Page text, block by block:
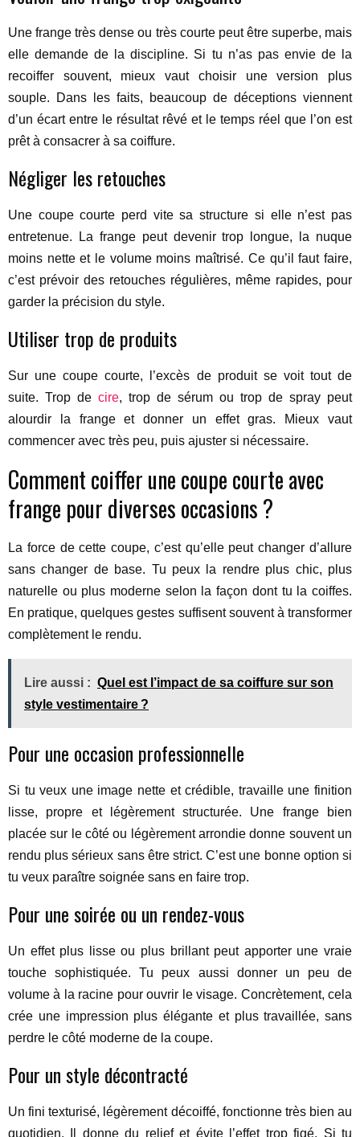
Une frange très dense ou très courte peut être superbe, mais
elle demande de la discipline. Si tu n’as pas envie de la
recoiffer souvent, mieux vaut choisir une version plus
souple. Dans les faits, beaucoup de déceptions viennent
d’un écart entre le résultat rêvé et le temps réel que l’on est
prêt à consacrer à sa coiffure.
Négliger les retouches
Une coupe courte perd vite sa structure si elle n’est pas
entretenue. La frange peut devenir trop longue, la nuque
moins nette et le volume moins maîtrisé. Ce qu’il faut faire,
c’est prévoir des retouches régulières, même rapides, pour
garder la précision du style.
Utiliser trop de produits
Sur une coupe courte, l’excès de produit se voit tout de
suite. Trop de cire, trop de sérum ou trop de spray peut
alourdir la frange et donner un effet gras. Mieux vaut
commencer avec très peu, puis ajuster si nécessaire.
Comment coiffer une coupe courte avec
frange pour diverses occasions ?
La force de cette coupe, c’est qu’elle peut changer d’allure
sans changer de base. Tu peux la rendre plus chic, plus
naturelle ou plus moderne selon la façon dont tu la coiffes.
En pratique, quelques gestes suffisent souvent à transformer
complètement le rendu.
Lire aussi : Quel est l’impact de sa coiffure sur son
style vestimentaire ?
Pour une occasion professionnelle
Si tu veux une image nette et crédible, travaille une finition
lisse, propre et légèrement structurée. Une frange bien
placée sur le côté ou légèrement arrondie donne souvent un
rendu plus sérieux sans être strict. C’est une bonne option si
tu veux paraître soignée sans en faire trop.
Pour une soirée ou un rendez-vous
Un effet plus lisse ou plus brillant peut apporter une vraie
touche sophistiquée. Tu peux aussi donner un peu de
volume à la racine pour ouvrir le visage. Concrètement, cela
crée une impression plus élégante et plus travaillée, sans
perdre le côté moderne de la coupe.
Pour un style décontracté
Un fini texturisé, légèrement décoiffé, fonctionne très bien au
quotidien. Il donne du relief et évite l’effet trop figé. Si tu